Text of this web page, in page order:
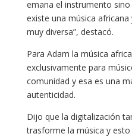
emana el instrumento
existe una música
muy diversa”, destacó.
Para Adam la música
exclusivamente para
comunidad y esa es una
autenticidad.
Dijo que la digitalización
trasforme la música y